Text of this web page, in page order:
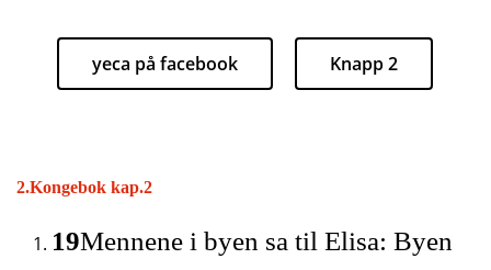
yeca på facebook Knapp 2
2.Kongebok kap.2
19Mennene i byen sa til Elisa: Byen